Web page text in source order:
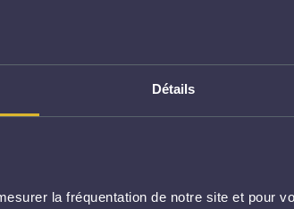
Détails
la fréquentation de notre site et pour